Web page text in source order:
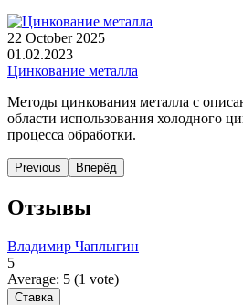
22 October 2025
01.02.2023
Цинкование металла
Методы цинкования металла с
области использования холодного
процесса обработки.
Previous Вперёд
Отзывы
Владимир Чаплыгин
5
Average: 5 (1 vote)